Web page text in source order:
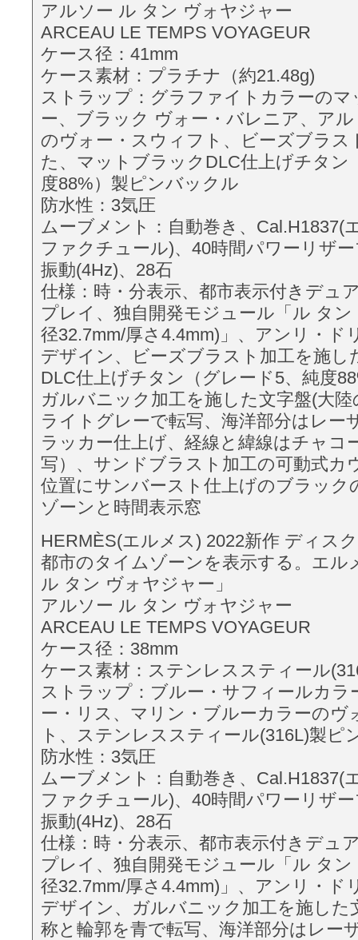
アルソー ル タン ヴォヤジャー
ARCEAU LE TEMPS VOYAGEUR
ケース径：41mm
ケース素材：プラチナ（約21.48g)
ストラップ：グラファイトカラーの
ー、ブラック ヴォー・バレニア、ア
のヴォー・スウィフト、ビーズブラス
た、マットブラックDLC仕上げチタン
度88%）製ピンバックル
防水性：3気圧
ムーブメント：自動巻き、Cal.H1837(
ファクチュール)、40時間パワーリザ
振動(4Hz)、28石
仕様：時・分表示、都市表示付きデュ
プレイ、独自開発モジュール「ル タ
径32.7mm/厚さ4.4mm)」、アンリ・ド
デザイン、ビーズブラスト加工を施し
DLC仕上げチタン（グレード5、純度
ガルバニック加工を施した文字盤(大
ライトグレーで転写、海洋部分はレー
ラッカー仕上げ、経線と緯線はチャコ
写）、サンドブラスト加工の可動式カ
位置にサンバースト仕上げのブラック
ゾーンと時間表示窓
HERMÈS(エルメス) 2022新作 ディス
都市のタイムゾーンを表示する。エル
ル タン ヴォヤジャー」
アルソー ル タン ヴォヤジャー
ARCEAU LE TEMPS VOYAGEUR
ケース径：38mm
ケース素材：ステンレススティール
ストラップ：ブルー・サフィールカラ
ー・リス、マリン・ブルーカラーのヴ
ト、ステンレススティール(316L)製ピ
防水性：3気圧
ムーブメント：自動巻き、Cal.H1837(
ファクチュール)、40時間パワーリザ
振動(4Hz)、28石
仕様：時・分表示、都市表示付きデュ
プレイ、独自開発モジュール「ル タ
径32.7mm/厚さ4.4mm)」、アンリ・ド
デザイン、ガルバニック加工を施した
称と輪郭を青で転写、海洋部分はレー